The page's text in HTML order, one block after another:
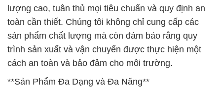
lượng cao, tuân thủ mọi tiêu chuẩn và quy định an
toàn cần thiết. Chúng tôi không chỉ cung cấp các
sản phẩm chất lượng mà còn đảm bảo rằng quy
trình sản xuất và vận chuyển được thực hiện một
cách an toàn và bảo đảm cho môi trường.
**Sản Phẩm Đa Dạng và Đa Năng**